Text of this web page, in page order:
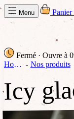
Menu Panier
Fermé · Ouvre à
Home
Nos produits
Icy